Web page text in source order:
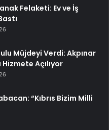
Felaketi: Ev ve İş
Müjdeyi Verdi: Akpınar
Hizmete Açılıyor
“Kıbrıs Bizim Milli